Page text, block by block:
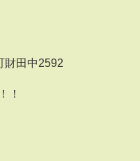
田中2592
！